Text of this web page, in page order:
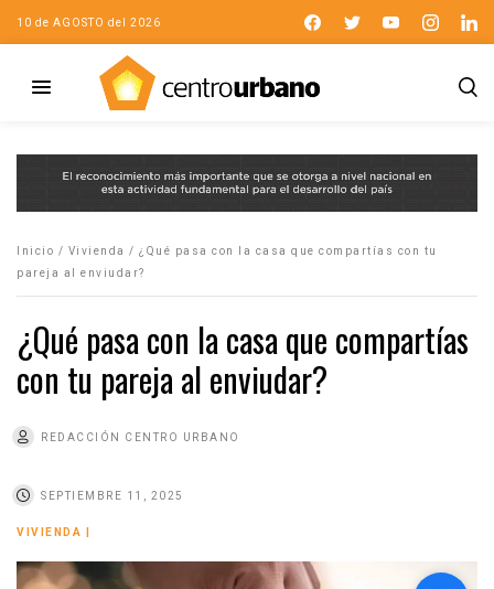
10 de AGOSTO del 2026
Inicio / Vivienda / ¿Qué pasa con la casa que compartías con tu
pareja al enviudar?
¿Qué pasa con la casa que compartías
con tu pareja al enviudar?
REDACCIÓN CENTRO URBANO
SEPTIEMBRE 11, 2025
VIVIENDA